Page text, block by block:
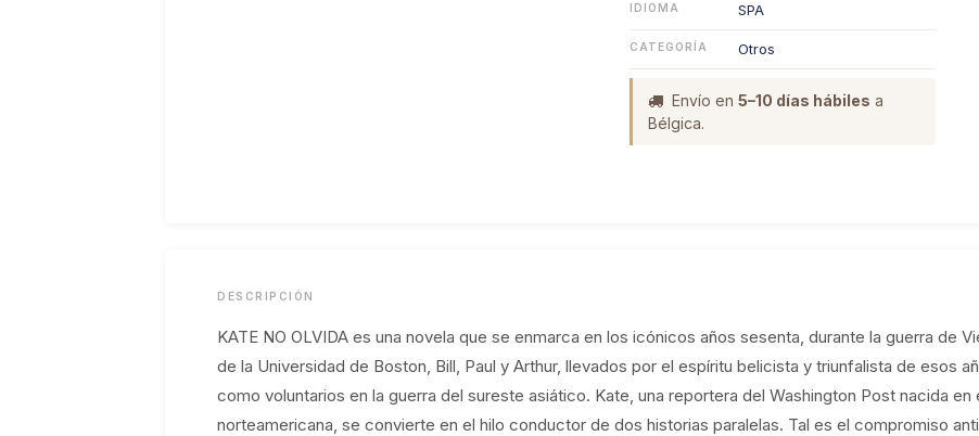
IDIOMA SPA
CATEGORÍA Otros
Envío en 5–10 días hábiles a
Bélgica.
DESCRIPCIÓN
KATE NO OLVIDA es una novela que se enmarca en los icónicos años sesenta, durante la guerra de
de la Universidad de Boston, Bill, Paul y Arthur, llevados por el espíritu belicista y triunfalista de esos
como voluntarios en la guerra del sureste asiático. Kate, una reportera del Washington Post nacida en
norteamericana, se convierte en el hilo conductor de dos historias paralelas. Tal es el compromiso